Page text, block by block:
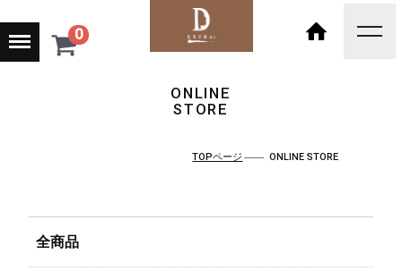
ONLINE
STORE
TOPページ ONLINE STORE
0
Menu
全商品